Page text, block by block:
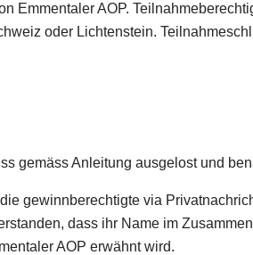
Emmentaler AOP.
oder Lichtenstein.
gemäss Anleitung ausgelost und
gewinnberechtigte via
dass ihr Name im
AOP erwähnt wird.